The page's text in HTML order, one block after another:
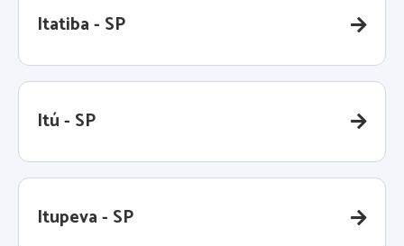
Itatiba - SP
Itú - SP
Itupeva - SP